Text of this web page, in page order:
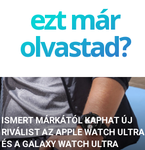
ezt már
olvastad?
ISMERT MÁRKÁTÓL KAPHAT ÚJ
RIVÁLIST AZ APPLE WATCH ULTRA
ÉS A GALAXY WATCH ULTRA